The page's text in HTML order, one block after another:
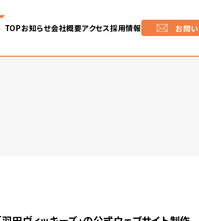
TOPお知らせ会社概要アクセス採用情報 お問